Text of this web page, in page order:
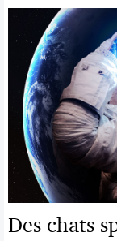
Des chats